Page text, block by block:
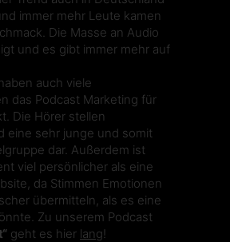
immer mehr Leute kamen
Die Masse an Audio
und es gibt immer mehr auf
auch viele
das Podcast Marketing für
Die Hörer stellen
eine sehr junge und somit
dar. Außerdem ist
viel persönlicher als eine
da Stimmen Emotionen
übermitteln, als es eine
Zu unserem Podcast
geht es hier lang!